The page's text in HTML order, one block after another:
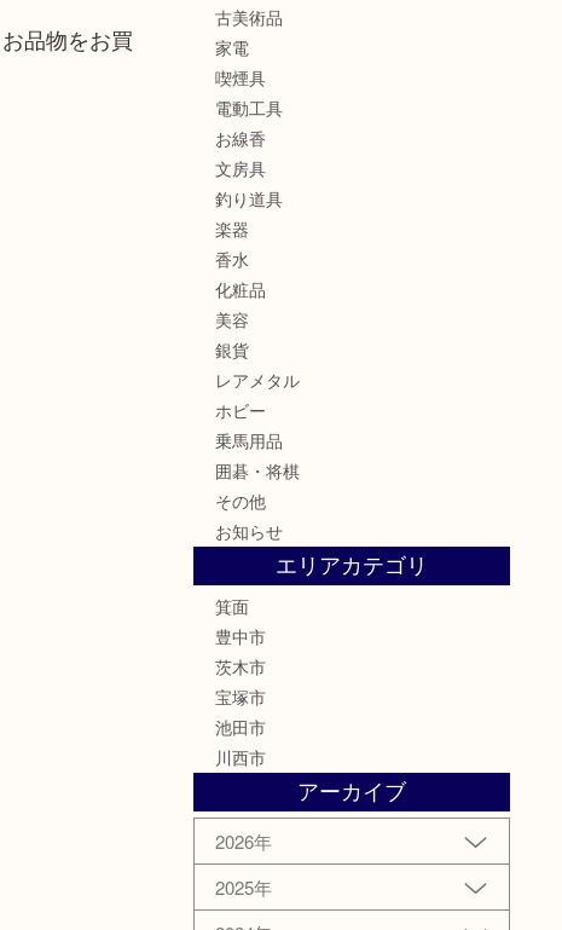
品物をお買
古美術品
家電
喫煙具
電動工具
お線香
文房具
釣り道具
楽器
香水
化粧品
美容
銀貨
レアメタル
ホビー
乗馬用品
囲碁・将棋
その他
お知らせ
エリアカテゴリ
箕面
豊中市
茨木市
宝塚市
池田市
川西市
アーカイブ
2026年
2025年